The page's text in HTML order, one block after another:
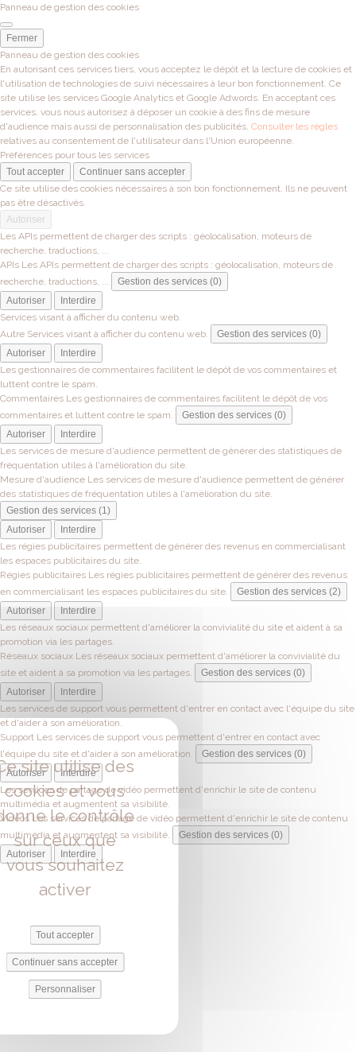
Panneau de gestion des cookies
Fermer
Panneau de gestion des cookies
En autorisant ces services tiers, vous acceptez le dépôt et la lecture de cookies et
l'utilisation de technologies de suivi nécessaires à leur bon fonctionnement. Ce
site utilise les services Google Analytics et Google Adwords. En acceptant ces
services, vous nous autorisez à déposer un cookie à des fins de mesure
d'audience mais aussi de personnalisation des publicités. Consulter les règles
relatives au consentement de l'utilisateur dans l'Union européenne.
Préférences pour tous les services
Tout accepter
Continuer sans accepter
Ce site utilise des cookies nécessaires à son bon fonctionnement. Ils ne peuvent
pas être désactivés.
Autoriser
Les APIs permettent de charger des scripts : géolocalisation, moteurs de
recherche, traductions, ...
APIs Les APIs permettent de charger des scripts : géolocalisation, moteurs de
recherche, traductions, ...
Gestion des services (0)
Autoriser
Interdire
Services visant à afficher du contenu web.
Autre Services visant à afficher du contenu web.
Gestion des services (0)
Autoriser
Interdire
Les gestionnaires de commentaires facilitent le dépôt de vos commentaires et
luttent contre le spam.
Commentaires Les gestionnaires de commentaires facilitent le dépôt de vos
commentaires et luttent contre le spam.
Gestion des services (0)
Autoriser
Interdire
Les services de mesure d'audience permettent de générer des statistiques de
fréquentation utiles à l'amélioration du site.
Mesure d'audience Les services de mesure d'audience permettent de générer
des statistiques de fréquentation utiles à l'amélioration du site.
Gestion des services (1)
Autoriser
Interdire
Les régies publicitaires permettent de générer des revenus en commercialisant
les espaces publicitaires du site.
Régies publicitaires Les régies publicitaires permettent de générer des revenus
en commercialisant les espaces publicitaires du site.
Gestion des services (2)
Autoriser
Interdire
Les réseaux sociaux permettent d'améliorer la convivialité du site et aident à sa
promotion via les partages.
Réseaux sociaux Les réseaux sociaux permettent d'améliorer la convivialité du
site et aident à sa promotion via les partages.
Gestion des services (0)
Autoriser
Interdire
Les services de support vous permettent d'entrer en contact avec l'équipe du site
et d'aider à son amélioration.
Support Les services de support vous permettent d'entrer en contact avec
l'équipe du site et d'aider à son amélioration.
Gestion des services (0)
Autoriser
Interdire
Les services de partage de vidéo permettent d'enrichir le site de contenu
multimédia et augmentent sa visibilité.
Vidéos Les services de partage de vidéo permettent d'enrichir le site de contenu
multimédia et augmentent sa visibilité.
Gestion des services (0)
Autoriser
Interdire
site utilise des
cookies et vous
le contrôle
sur ceux que
vous souhaitez
activer
Tout accepter
Continuer sans accepter
Personnaliser